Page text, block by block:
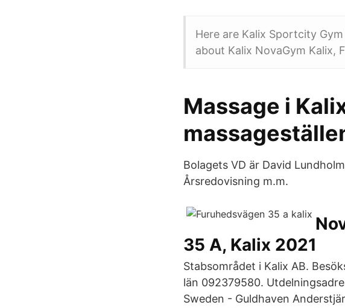
Here are Kalix Sportcity
about Kalix NovaGym Kalix,
Massage i
Bolagets VD är David
Årsredovisning m.m.
35 A, Kalix 2021
Stabsområdet i Kalix AB.
län 092379580.
Sweden - Guldhaven